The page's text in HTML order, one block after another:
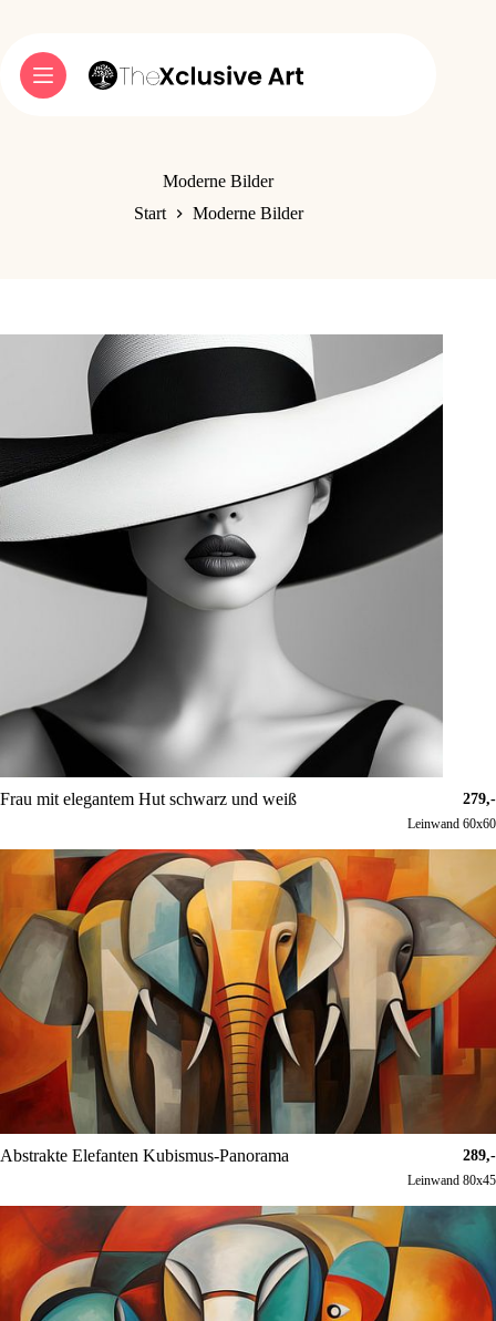
springen
Moderne Bilder
Start
Moderne Bilder
Frau mit elegantem Hut schwarz und weiß 279,-
Leinwand 60x60
Abstrakte Elefanten Kubismus-Panorama 289,-
Leinwand 80x45